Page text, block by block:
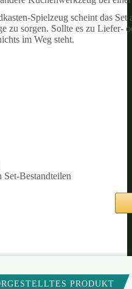
Spielzeug scheint das
zu sorgen. Sollte es zu Liefer-
im Weg steht.
Bestandteilen
PRODUKT